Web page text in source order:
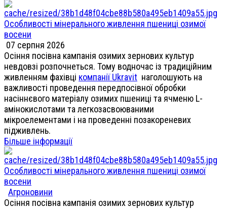
Особливості мінерального живлення пшениці озимої
восени
07 серпня 2026
Осіння посівна кампанія озимих зернових культур
невдовзі розпочнеться. Тому водночас із традиційним
живленням фахівці компанії Ukravit наголошують на
важливості проведення передпосівної обробки
насіннєвого матеріалу озимих пшениці та ячменю L-
амінокислотами та легкозасвоюваними
мікроелементами і на проведенні позакореневих
підживлень.
Більше інформації
Особливості мінерального живлення пшениці озимої
восени
Агроновини
Осіння посівна кампанія озимих зернових культур